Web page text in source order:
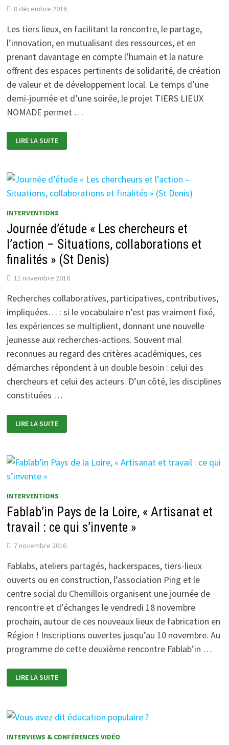
8 décembre 2016
Les tiers lieux, en facilitant la rencontre, le partage,
l’innovation, en mutualisant des ressources, et en
prenant davantage en compte l’humain et la nature
offrent des espaces pertinents de solidarité, de création
de valeur et de développement local. Le temps d’une
demi-journée et d’une soirée, le projet TIERS LIEUX
NOMADE permet …
DU
TIERS
–
LIRE LA SUITE
INTERVENTIONS
Journée d’étude « Les chercheurs et
l’action – Situations, collaborations et
finalités » (St Denis)
11 novembre 2016
Recherches collaboratives, participatives, contributives,
impliquées… : si le vocabulaire n’est pas vraiment fixé,
les expériences se multiplient, donnant une nouvelle
jeunesse aux recherches-actions. Souvent mal
reconnues au regard des critères académiques, ces
démarches répondent à un double besoin : celui des
chercheurs et celui des acteurs. D’un côté, les disciplines
constituées …
D’ÉTUDE
« LES
–
COLLABORATIONS
(ST
DENIS)
LIRE LA SUITE
INTERVENTIONS
Fablab’in Pays de la Loire, « Artisanat et
travail : ce qui s’invente »
7 novembre 2016
Fablabs, ateliers partagés, hackerspaces, tiers-lieux
ouverts ou en construction, l’association Ping et le
centre social du Chemillois organisent une journée de
rencontre et d’échanges le vendredi 18 novembre
prochain, autour de ces nouveaux lieux de fabrication en
Région ! Inscriptions ouvertes jusqu’au 10 novembre. Au
programme de cette deuxième rencontre Fablab’in …
PAYS
DE
ET
TRAVAIL
CE
LIRE LA SUITE
INTERVIEWS & CONFÉRENCES VIDÉO